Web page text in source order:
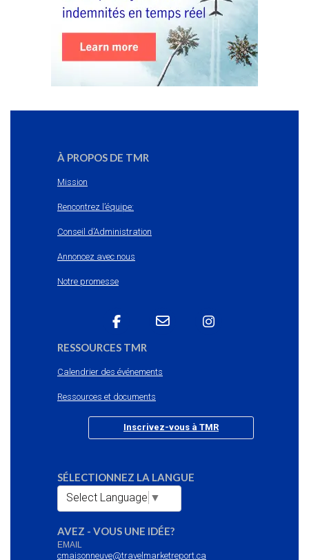
À PROPOS DE TMR
Mission
Rencontrez l’équipe:
Conseil d’Administration
Annoncez avec nous
Notre promesse
RESSOURCES TMR
Calendrier des événements
Ressources et documents
Inscrivez-vous à TMR
SÉLECTIONNEZ LA LANGUE
Select Language ▼
AVEZ - VOUS UNE IDÉE?
EMAIL
cmaisonneuve@travelmarketreport.ca